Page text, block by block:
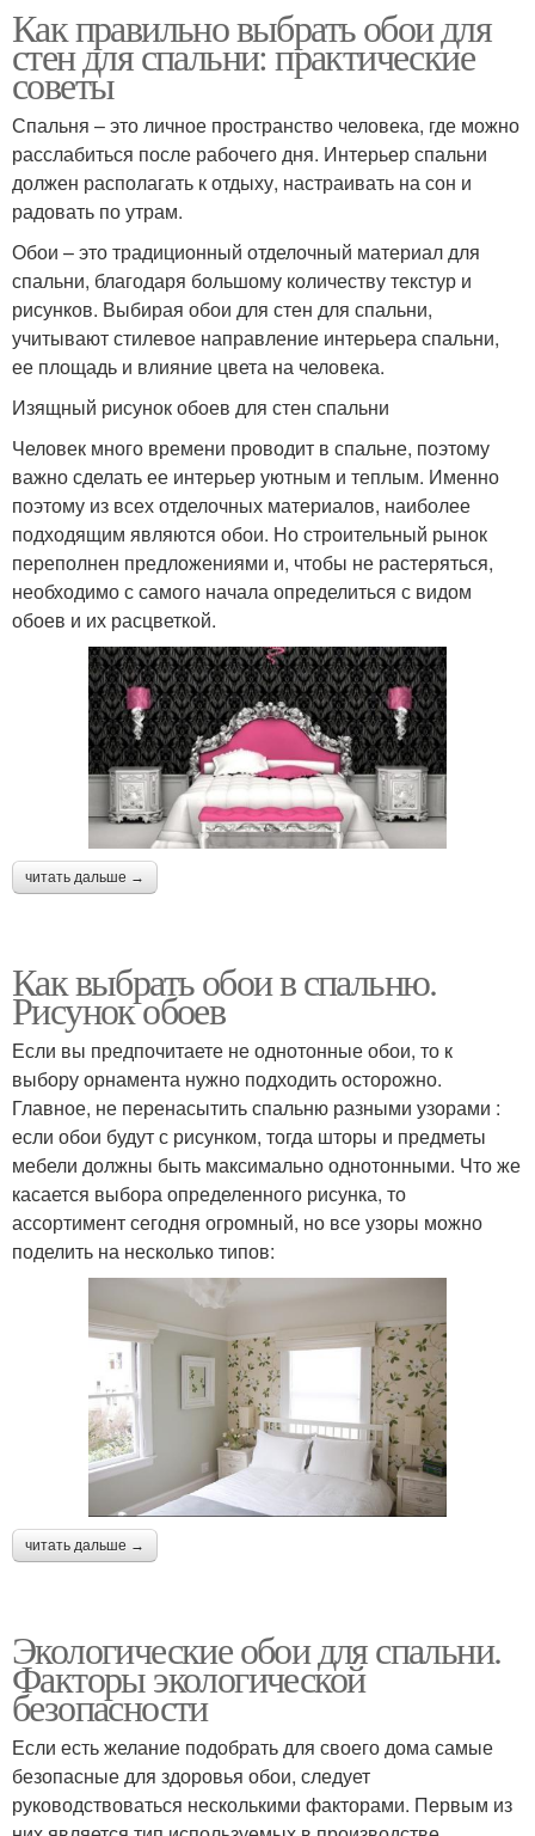
Как правильно выбрать обои для
стен для спальни: практические
советы
Спальня – это личное пространство человека, где можно
расслабиться после рабочего дня. Интерьер спальни
должен располагать к отдыху, настраивать на сон и
радовать по утрам.
Обои – это традиционный отделочный материал для
спальни, благодаря большому количеству текстур и
рисунков. Выбирая обои для стен для спальни,
учитывают стилевое направление интерьера спальни,
ее площадь и влияние цвета на человека.
Изящный рисунок обоев для стен спальни
Человек много времени проводит в спальне, поэтому
важно сделать ее интерьер уютным и теплым. Именно
поэтому из всех отделочных материалов, наиболее
подходящим являются обои. Но строительный рынок
переполнен предложениями и, чтобы не растеряться,
необходимо с самого начала определиться с видом
обоев и их расцветкой.
читать дальше →
Как выбрать обои в спальню.
Рисунок обоев
Если вы предпочитаете не однотонные обои, то к
выбору орнамента нужно подходить осторожно.
Главное, не перенасытить спальню разными узорами :
если обои будут с рисунком, тогда шторы и предметы
мебели должны быть максимально однотонными. Что же
касается выбора определенного рисунка, то
ассортимент сегодня огромный, но все узоры можно
поделить на несколько типов:
читать дальше →
Экологические обои для спальни.
Факторы экологической
безопасности
Если есть желание подобрать для своего дома самые
безопасные для здоровья обои, следует
руководствоваться несколькими факторами. Первым из